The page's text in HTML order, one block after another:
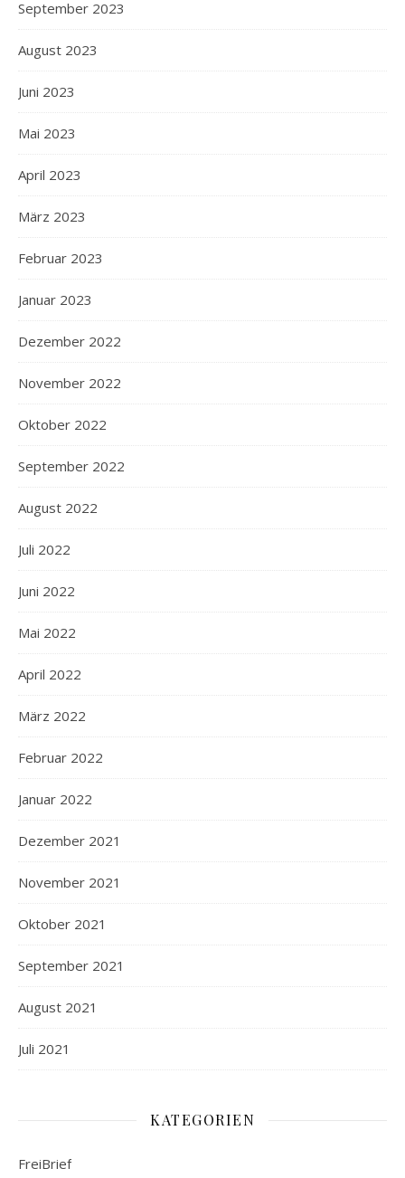
September 2023
August 2023
Juni 2023
Mai 2023
April 2023
März 2023
Februar 2023
Januar 2023
Dezember 2022
November 2022
Oktober 2022
September 2022
August 2022
Juli 2022
Juni 2022
Mai 2022
April 2022
März 2022
Februar 2022
Januar 2022
Dezember 2021
November 2021
Oktober 2021
September 2021
August 2021
Juli 2021
KATEGORIEN
FreiBrief